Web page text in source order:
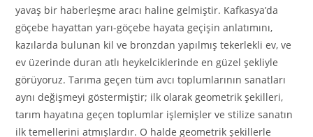
yavaş bir haberleşme aracı haline gelmiştir. Kafkasya’da
göçebe hayattan yarı-göçebe hayata geçişin anlatımını,
kazılarda bulunan kil ve bronzdan yapılmış tekerlekli ev, ve
ev üzerinde duran atlı heykelciklerinde en güzel şekliyle
görüyoruz. Tarıma geçen tüm avcı toplumlarının sanatları
aynı değişmeyi göstermiştir; ilk olarak geometrik şekilleri,
tarım hayatına geçen toplumlar işlemişler ve stilize sanatın
ilk temellerini atmışlardır. O halde geometrik şekillerle